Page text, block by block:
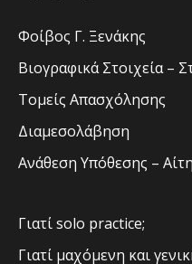
Φοίβος Γ. Ξενάκης
Βιογραφικά Στοιχεία –
Τομείς Απασχόλησης
Διαμεσολάβηση
Ανάθεση Υπόθεσης –
Γιατί solo practice;
Γιατί μαχόμενη και